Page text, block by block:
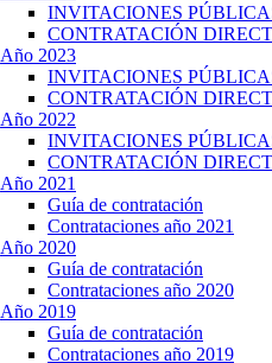
INVITACIONES
CONTRATACIÓN
Año 2023
INVITACIONES
CONTRATACIÓN
Año 2022
INVITACIONES
CONTRATACIÓN
Año 2021
Guía de contratación
Contrataciones año 2021
Año 2020
Guía de contratación
Contrataciones año 2020
Año 2019
Guía de contratación
Contrataciones año 2019